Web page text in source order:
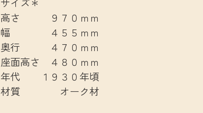
サイズ＊
高さ ９７０ｍｍ
幅 ４５５ｍｍ
奥行 ４７０ｍｍ
座面高さ ４８０ｍｍ
年代 １９３０年頃
材質 オーク材